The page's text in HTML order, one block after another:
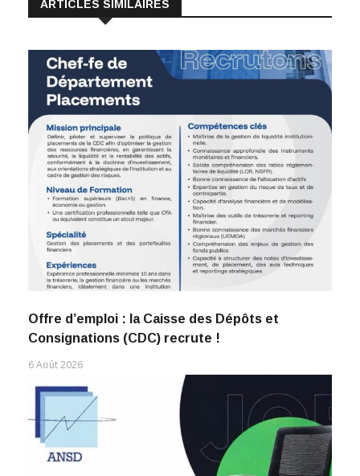
ARTICLES SIMILAIRES
Offre d’emploi : la Caisse des Dépôts et
Consignations (CDC) recrute !
6 Août 2026